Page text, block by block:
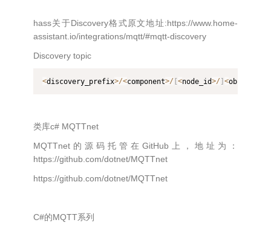
hass关于Discovery格式原文地址:https://www.home-
assistant.io/integrations/mqtt/#mqtt-discovery
Discovery topic
<discovery_prefix>/<component>/ [<node_id>/ ]<object_id
类库c# MQTTnet
MQTTnet的源码托管在GitHub上，地址为：
https://github.com/dotnet/MQTTnet
https://github.com/dotnet/MQTTnet
C#的MQTT系列